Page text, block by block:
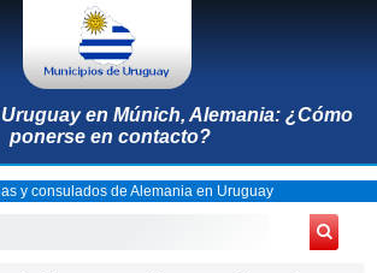
en Múnich, Alemania: ¿Cómo
ponerse en contacto?
y consulados de Alemania en Uruguay